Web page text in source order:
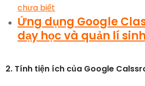
chưa biết
Ứng dụng Google
dạy học và quản lí
2. Tính tiện ích của Google